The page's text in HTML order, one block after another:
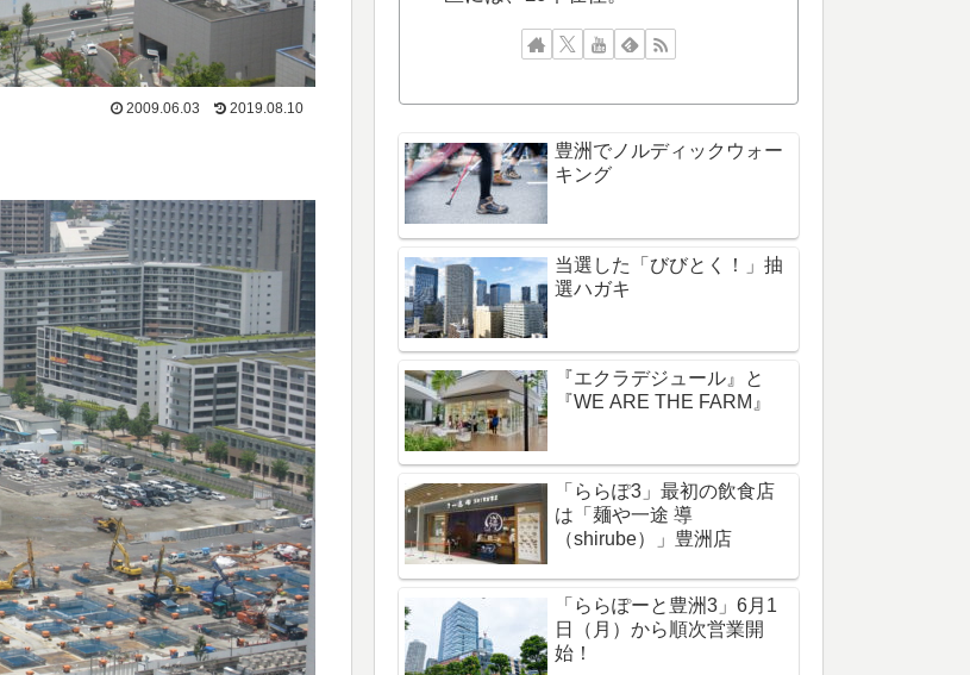
2009.06.03 2019.08.10
豊洲でノルディックウォー
キング
当選した「びびとく！」抽
選ハガキ
『エクラデジュール』と
『WE ARE THE FARM』
「ららぽ3」最初の飲食店
は「麺や一途 導
（shirube）」豊洲店
「ららぽーと豊洲3」6月1
日（月）から順次営業開
始！